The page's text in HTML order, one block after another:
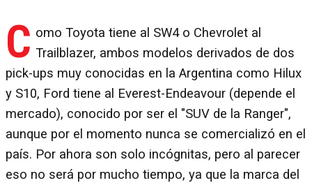
C omo Toyota tiene al SW4 o Chevrolet al
Trailblazer, ambos modelos derivados de dos
pick-ups muy conocidas en la Argentina como Hilux
y S10, Ford tiene al Everest-Endeavour (depende el
mercado), conocido por ser el "SUV de la Ranger",
aunque por el momento nunca se comercializó en el
país. Por ahora son solo incógnitas, pero al parecer
eso no será por mucho tiempo, ya que la marca del